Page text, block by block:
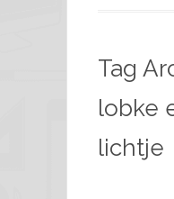
Tag
lobke
lichtje